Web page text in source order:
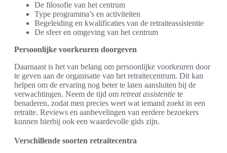
De filosofie van het centrum
Type programma’s en activiteiten
Begeleiding en kwalificaties van de retraiteassistentie
De sfeer en omgeving van het centrum
Persoonlijke voorkeuren doorgeven
Daarnaast is het van belang om persoonlijke voorkeuren door
te geven aan de organisatie van het retraitecentrum. Dit kan
helpen om de ervaring nog beter te laten aansluiten bij de
verwachtingen. Neem de tijd om retreat assistentie te
benaderen, zodat men precies weet wat iemand zoekt in een
retraite. Reviews en aanbevelingen van eerdere bezoekers
kunnen hierbij ook een waardevolle gids zijn.
Verschillende soorten retraitecentra